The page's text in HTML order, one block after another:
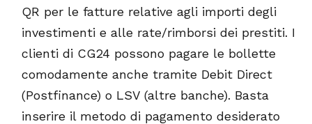
QR per le fatture relative agli importi degli
investimenti e alle rate/rimborsi dei prestiti. I
clienti di CG24 possono pagare le bollette
comodamente anche tramite Debit Direct
(Postfinance) o LSV (altre banche). Basta
inserire il metodo di pagamento desiderato